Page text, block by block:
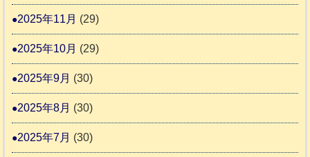
2025年11月 (29)
2025年10月 (29)
2025年9月 (30)
2025年8月 (30)
2025年7月 (30)